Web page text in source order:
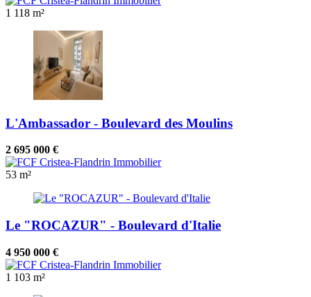
1 118 m²
L'Ambassador - Boulevard des Moulins
2 695 000 €
53 m²
Le "ROCAZUR" - Boulevard d'Italie
4 950 000 €
1 103 m²